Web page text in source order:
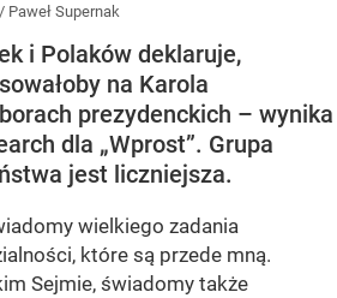
/ Paweł Supernak
i Polaków deklaruje,
na Karola
prezydenckich – wynika
dla „Wprost”. Grupa
jest liczniejsza.
wielkiego zadania
które są przede mną.
Sejmie, świadomy także